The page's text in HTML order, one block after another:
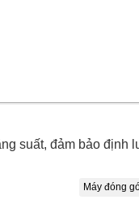
suất, đảm bảo định
Máy đóng